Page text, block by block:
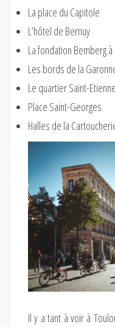
La place du Capitole
L’hôtel de Bernuy
La fondation Bemberg à
Les bords de la
Le quartier Saint-
Place Saint-Georges
Halles de la
Il y a tant à voir à